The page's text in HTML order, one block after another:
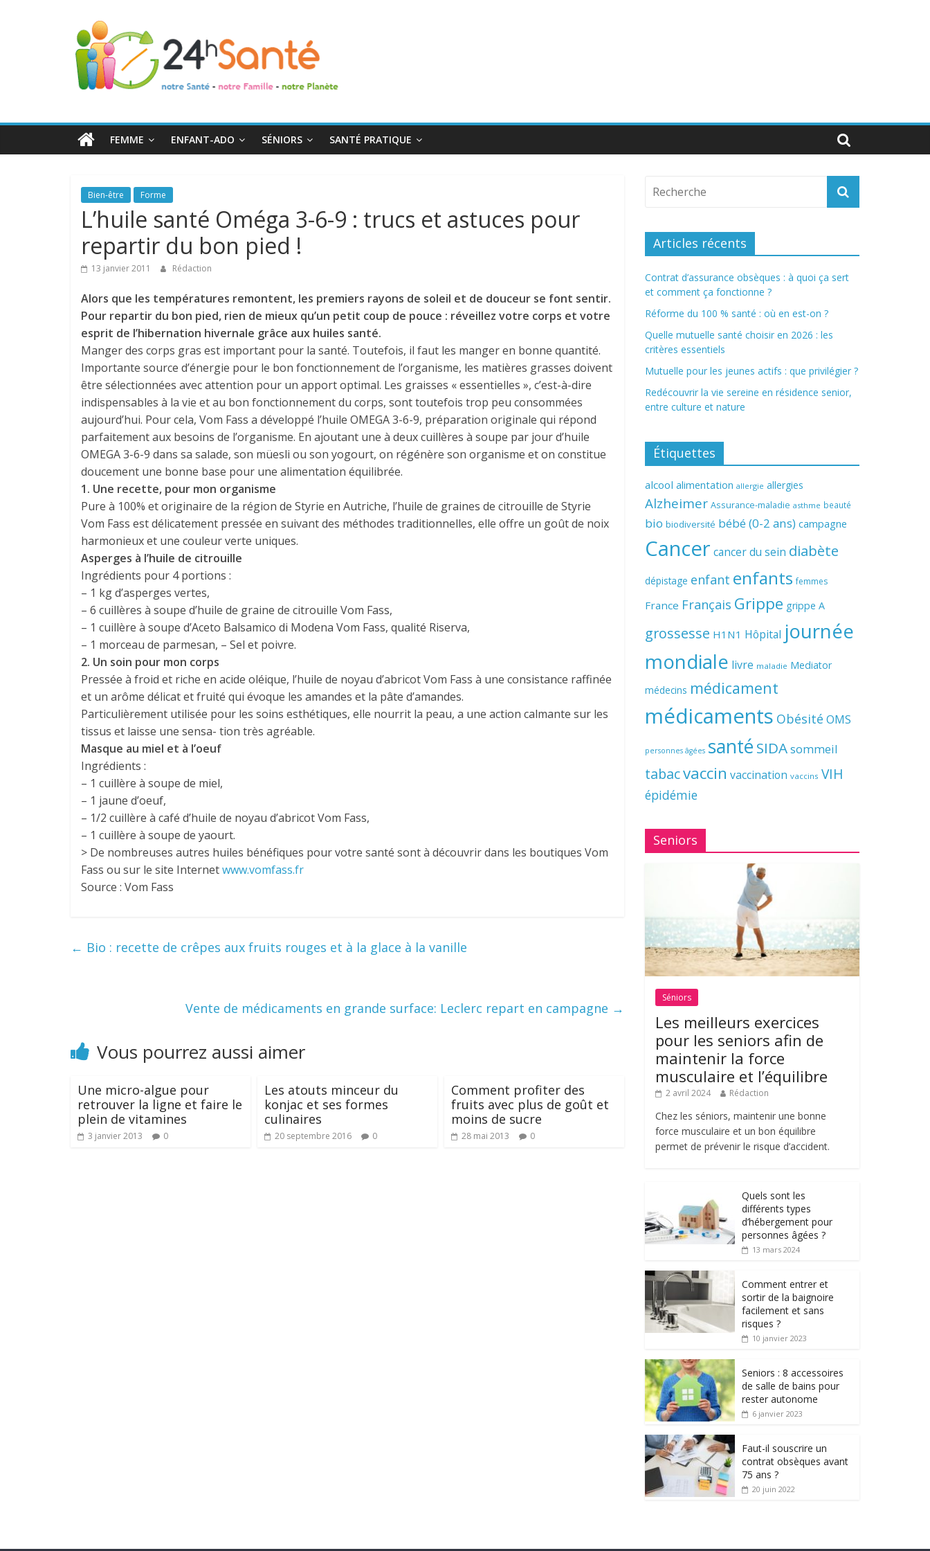
24h
Santé
toute
FEMME ENFANT-ADO SÉNIORS SANTÉ PRATIQUE
Bien-être Forme
L’huile santé Oméga 3-6-9 : trucs et astuces pour
repartir du bon pied !
13 janvier 2011 Rédaction
Alors que les températures remontent, les premiers rayons de soleil et de douceur se font sentir.
Pour repartir du bon pied, rien de mieux qu’un petit coup de pouce : réveillez votre corps et votre
esprit de l’hibernation hivernale grâce aux huiles santé.
Manger des corps gras est important pour la santé. Toutefois, il faut les manger en bonne quantité.
Importante source d’énergie pour le bon fonctionnement de l’organisme, les matières grasses doivent
être sélectionnées avec attention pour un apport optimal. Les graisses « essentielles », c’est-à-dire
indispensables à la vie et au bon fonctionnement du corps, sont toutefois trop peu consommées
aujourd’hui. Pour cela, Vom Fass a développé l’huile OMEGA 3-6-9, préparation originale qui répond
parfaitement aux besoins de l’organisme. En ajoutant une à deux cuillères à soupe par jour d’huile
OMEGA 3-6-9 dans sa salade, son müesli ou son yogourt, on régénère son organisme et on constitue
doucement une bonne base pour une alimentation équilibrée.
1. Une recette, pour mon organisme
Pure à 100% et originaire de la région de Styrie en Autriche, l’huile de graines de citrouille de Styrie
Vom Fass est délicatement pressée en suivant des méthodes traditionnelles, elle offre un goût de noix
harmonieux et une couleur verte uniques.
Asperges à l’huile de citrouille
Ingrédients pour 4 portions :
– 1 kg d’asperges vertes,
– 6 cuillères à soupe d’huile de graine de citrouille Vom Fass,
– 1 cuillère à soupe d’Aceto Balsamico di Modena Vom Fass, qualité Riserva,
– 1 morceau de parmesan, – Sel et poivre.
2. Un soin pour mon corps
Pressée à froid et riche en acide oléique, l’huile de noyau d’abricot Vom Fass à une consistance raffinée
et un arôme délicat et fruité qui évoque les amandes et la pâte d’amandes.
Particulièrement utilisée pour les soins esthétiques, elle nourrit la peau, a une action calmante sur les
tissus et laisse une sensa- tion très agréable.
Masque au miel et à l’oeuf
Ingrédients :
– 1 cuillère à soupe de miel,
– 1 jaune d’oeuf,
– 1/2 cuillère à café d’huile de noyau d’abricot Vom Fass,
– 1 cuillère à soupe de yaourt.
> De nombreuses autres huiles bénéfiques pour votre santé sont à découvrir dans les boutiques Vom
Fass ou sur le site Internetwww.vomfass.fr
Source : Vom Fass
← Bio : recette de crêpes aux fruits rouges et à la glace à la vanille
Vente de médicaments en grande surface: Leclerc repart en campagne →
Vous pourrez aussi aimer
Une micro-algue pour
retrouver la ligne et faire le
plein de vitamines
3 janvier 2013 0
Les atouts minceur du
konjac et ses formes
culinaires
20 septembre 2016 0
Comment profiter des
fruits avec plus de goût et
moins de sucre
28 mai 2013 0
Articles récents
Contrat d’assurance obsèques : à quoi ça sert
et comment ça fonctionne ?
Réforme du 100 % santé : où en est-on ?
Quelle mutuelle santé choisir en 2026 : les
critères essentiels
Mutuelle pour les jeunes actifs : que privilégier ?
Redécouvrir la vie sereine en résidence senior,
entre culture et nature
Étiquettes
alcool alimentation allergie allergies
Alzheimer Assurance-maladie asthme beauté
bio biodiversité bébé (0-2 ans) campagne
Cancer cancer du sein diabète
dépistage enfant enfants femmes
France Français Grippe grippe A
grossesse H1N1 Hôpital journée
mondiale livre maladie Mediator
médecins médicament
médicaments Obésité OMS
personnes âgées santé SIDAsommeil
tabacvaccin vaccination vaccins VIH
épidémie
Seniors
Séniors
Les meilleurs exercices
pour les seniors afin de
maintenir la force
musculaire et l’équilibre
2 avril 2024 Rédaction
Chez les séniors, maintenir une bonne
force musculaire et un bon équilibre
permet de prévenir le risque d’accident.
Quels sont les
différents types
d’hébergement pour
personnes âgées ?
13 mars 2024
Comment entrer et
sortir de la baignoire
facilement et sans
risques ?
10 janvier 2023
Seniors : 8 accessoires
de salle de bains pour
rester autonome
6 janvier 2023
Faut-il souscrire un
contrat obsèques avant
75 ans ?
20 juin 2022